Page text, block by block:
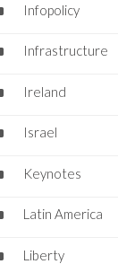
Infopolicy
Infrastructure
Ireland
Israel
Keynotes
Latin America
Liberty